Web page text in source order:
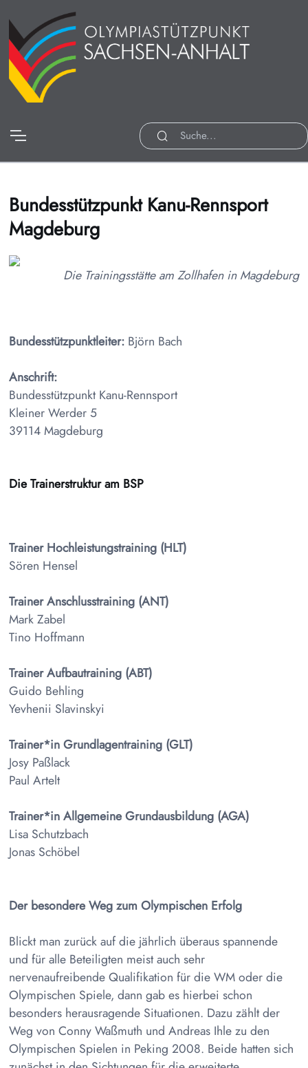
Bundesstützpunkt Kanu-Rennsport
Magdeburg
Die Trainingsstätte am Zollhafen in Magdeburg
Bundesstützpunktleiter:Björn Bach
Anschrift:
Bundesstützpunkt Kanu-Rennsport
Kleiner Werder 5
39114 Magdeburg
Die Trainerstruktur am BSP
Trainer Hochleistungstraining (HLT)
Sören Hensel
Trainer Anschlusstraining (ANT)
Mark Zabel
Tino Hoffmann
Trainer Aufbautraining (ABT)
Guido Behling
Yevhenii Slavinskyi
Trainer*in Grundlagentraining (GLT)
Josy Paßlack
Paul Artelt
Trainer*in Allgemeine Grundausbildung (AGA)
Lisa Schutzbach
Jonas Schöbel
Der besondere Weg zum Olympischen Erfolg
Blickt man zurück auf die jährlich überaus spannende
und für alle Beteiligten meist auch sehr
nervenaufreibende Qualifikation für die WM oder die
Olympischen Spiele, dann gab es hierbei schon
besonders herausragende Situationen. Dazu zählt der
Weg von Conny Waßmuth und Andreas Ihle zu den
Olympischen Spielen in Peking 2008. Beide hatten sich